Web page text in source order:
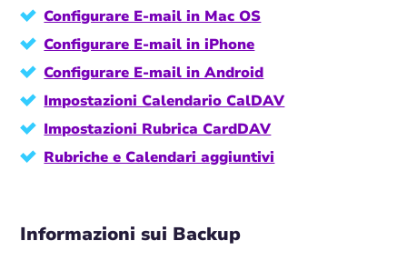
Configurare E-mail in Mac OS
Configurare E-mail in iPhone
Configurare E-mail in Android
Impostazioni Calendario CalDAV
Impostazioni Rubrica CardDAV
Rubriche e Calendari aggiuntivi
Informazioni sui Backup